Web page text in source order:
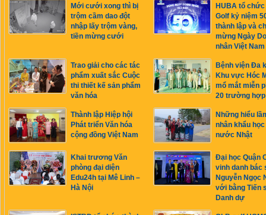
Mới cưới xong thì bị
trộm cầm dao đột
nhập lấy trộm vàng,
tiền mừng cưới
HUBA tổ chức
Golf kỷ niệm
thành lập và
mừng Ngày
nhân Việt Nam
Trao giải cho các tác
phẩm xuất sắc Cuộc
thi thiết kế sản phẩm
văn hóa
Bệnh viện Đa
Khu vực Hóc
mổ mắt miễn
20 trường hợp
Thành lập Hiệp hội
Phát triển Văn hóa
cộng đồng Việt Nam
Những hiểu
nhân khẩu
nước Nhật
Khai trương Văn
phòng đại diện
Edu24h tại Mê Linh –
Hà Nội
Đại học Quận
vinh danh bác
Nguyễn Ngọc
với bằng Tiến
Danh dự